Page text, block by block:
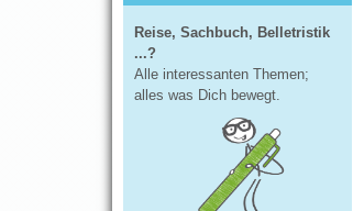
Reise, Sachbuch, Belletristik
...?
Alle interessanten Themen;
alles was Dich bewegt.